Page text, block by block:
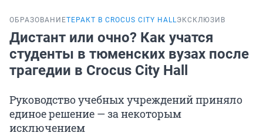
ОБРАЗОВАНИЕТЕРАКТ В CROCUS CITY HALLЭКСКЛЮЗИВ
Дистант или очно? Как учатся
студенты в тюменских вузах после
трагедии в Crocus City Hall
Руководство учебных учреждений приняло
единое решение — за некоторым
исключением